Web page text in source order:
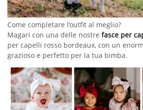
Come completare l’outfit al meglio?
Magari con una delle nostre fasce per
per capelli rosso bordeaux, con un
grazioso e perfetto per la tua bimba.